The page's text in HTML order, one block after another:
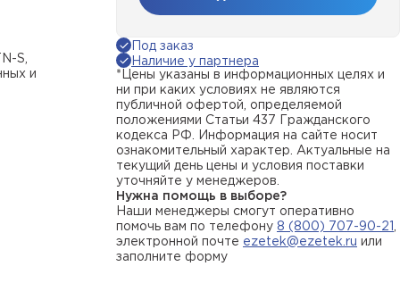
S,
и
Под заказ
Наличие у партнера
*Цены указаны в информационных целях и
ни при каких условиях не являются
публичной офертой, определяемой
положениями Статьи 437 Гражданского
кодекса РФ. Информация на сайте носит
ознакомительный характер. Актуальные на
текущий день цены и условия поставки
уточняйте у менеджеров.
Нужна помощь в выборе?
Наши менеджеры смогут оперативно
помочь вам по телефону 8 (800) 707-90-21
электронной почте ezetek@ezetek.ru или
заполните форму